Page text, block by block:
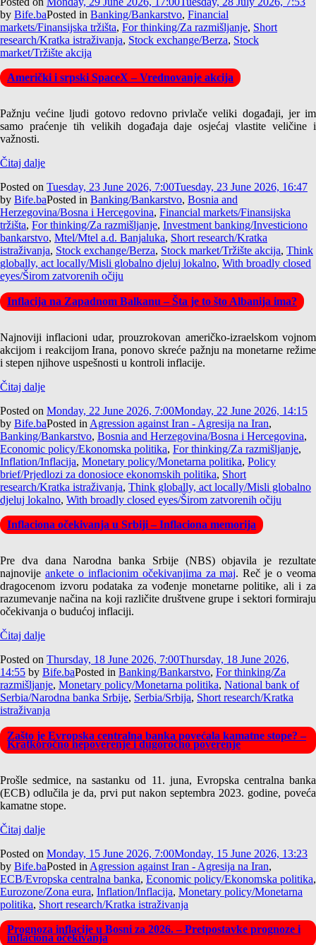
by Bife.baPosted in Banking/Bankarstvo, Financial
markets/Finansijska tržišta, For thinking/Za razmišljanje, Short
research/Kratka istraživanja, Stock exchange/Berza, Stock
market/Tržište akcija
Američki i srpski SpaceX – Vrednovanje akcija
Pažnju većine ljudi gotovo redovno privlače veliki događaji, jer im
samo praćenje tih velikih događaja daje osjećaj vlastite veličine i
važnosti.
Čitaj dalje
Posted on Tuesday, 23 June 2026, 7:00Tuesday, 23 June 2026, 16:47
by Bife.baPosted in Banking/Bankarstvo, Bosnia and
Herzegovina/Bosna i Hercegovina, Financial markets/Finansijska
tržišta, For thinking/Za razmišljanje, Investment banking/Investiciono
bankarstvo, Mtel/Mtel a.d. Banjaluka, Short research/Kratka
istraživanja, Stock exchange/Berza, Stock market/Tržište akcija, Think
globally, act locally/Misli globalno djeluj lokalno, With broadly closed
eyes/Širom zatvorenih očiju
Inflacija na Zapadnom Balkanu – Šta je to što Albanija ima?
Najnoviji inflacioni udar, prouzrokovan američko-izraelskom vojnom
akcijom i reakcijom Irana, ponovo skreće pažnju na monetarne režime
i stepen njihove uspešnosti u kontroli inflacije.
Čitaj dalje
Posted on Monday, 22 June 2026, 7:00Monday, 22 June 2026, 14:15
by Bife.baPosted in Agression against Iran - Agresija na Iran,
Banking/Bankarstvo, Bosnia and Herzegovina/Bosna i Hercegovina,
Economic policy/Ekonomska politika, For thinking/Za razmišljanje,
Inflation/Inflacija, Monetary policy/Monetarna politika, Policy
brief/Prjedlozi za donosioce ekonomskih politika, Short
research/Kratka istraživanja, Think globally, act locally/Misli globalno
djeluj lokalno, With broadly closed eyes/Širom zatvorenih očiju
Inflaciona očekivanja u Srbiji – Inflaciona memorija
Pre dva dana Narodna banka Srbije (NBS) objavila je rezultate
najnovije ankete o inflacionim očekivanjima za maj. Reč je o veoma
dragocenom izvoru podataka za vođenje monetarne politike, ali i za
razumevanje načina na koji različite društvene grupe i sektori formiraju
očekivanja o budućoj inflaciji.
Čitaj dalje
Posted on Thursday, 18 June 2026, 7:00Thursday, 18 June 2026,
14:55 by Bife.baPosted in Banking/Bankarstvo, For thinking/Za
razmišljanje, Monetary policy/Monetarna politika, National bank of
Serbia/Narodna banka Srbije, Serbia/Srbija, Short research/Kratka
istraživanja
Zašto je Evropska centralna banka povećala kamatne stope? –
Kratkoročno nepoverenje i dugoročno poverenje
Prošle sedmice, na sastanku od 11. juna, Evropska centralna banka
(ECB) odlučila je da, prvi put nakon septembra 2023. godine, poveća
kamatne stope.
Čitaj dalje
Posted on Monday, 15 June 2026, 7:00Monday, 15 June 2026, 13:23
by Bife.baPosted in Agression against Iran - Agresija na Iran,
ECB/Evropska centralna banka, Economic policy/Ekonomska politika,
Eurozone/Zona eura, Inflation/Inflacija, Monetary policy/Monetarna
politika, Short research/Kratka istraživanja
Prognoza inflacije u Bosni za 2026. – Pretpostavke prognoze i
inflaciona očekivanja